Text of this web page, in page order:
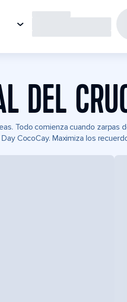
DEL
Todo comienza cuando zarpas
CocoCay. Maximiza los